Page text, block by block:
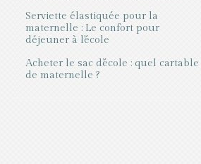
Serviette élastiquée pour la
maternelle : Le confort pour
déjeuner à l'école
Acheter le sac d’école : quel cartable
de maternelle ?